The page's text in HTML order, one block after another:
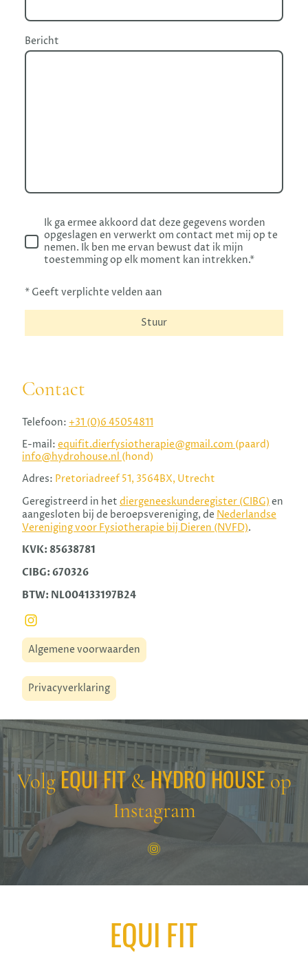
Bericht
Ik ga ermee akkoord dat deze gegevens worden
opgeslagen en verwerkt om contact met mij op te
nemen. Ik ben me ervan bewust dat ik mijn
toestemming op elk moment kan intrekken.*
* Geeft verplichte velden aan
Stuur
Contact
Telefoon: +31 (0)6 45054811
E-mail: equifit.dierfysiotherapie@gmail.com (paard)
info@hydrohouse.nl (hond)
Adres: Pretoriadreef 51, 3564BX, Utrecht
Geregistreerd in het diergeneeskunderegister (CIBG) en
aangesloten bij de beroepsvereniging, de Nederlandse
Vereniging voor Fysiotherapie bij Dieren (NVFD).
KVK: 85638781
CIBG: 670326
BTW: NL004133197B24
Algemene voorwaarden
Privacyverklaring
VolgEQUI FIT&HYDRO HOUSEop
Instagram
EQUI FIT